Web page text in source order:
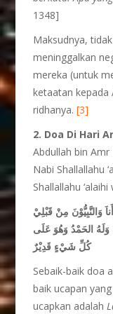
1348]
Maksudnya,
meninggalkan
mereka (untuk
ketaatan kepada
ridhanya.[3]
2. Doa Di Hari
Abdullah bin
Nabi Shallallahu
Shallallahu
وَالنَّبِيُّوْنَ مِنْ قَبْلِيْ
وَلَهُ الحَمْدُ وَهُوَ عَلَى
كُلِّ شَيْءٍ قَدِيْرٌ
Sebaik-baik doa
baik ucapan
ucapkan adalah